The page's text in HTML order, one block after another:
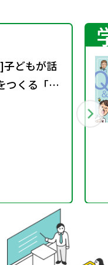
どもが話
つくる「ス
アイディア